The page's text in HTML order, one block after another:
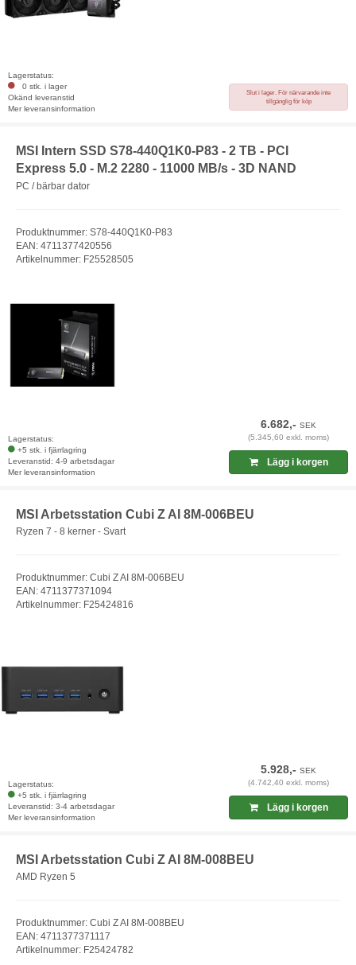
Lagerstatus:
0 stk. i lager
Okänd leveranstid
Mer leveransinformation
Slut i lager. För närvarande inte
tillgänglig för köp
MSI Intern SSD S78-440Q1K0-P83 - 2 TB - PCI
Express 5.0 - M.2 2280 - 11000 MB/s - 3D NAND
PC / bärbar dator
Produktnummer: S78-440Q1K0-P83
EAN: 4711377420556
Artikelnummer: F25528505
Lagerstatus:
+5 stk. i fjärrlagring
Leveranstid: 4-9 arbetsdagar
Mer leveransinformation
6.682,-SEK
(5.345,60 exkl. moms)
Lägg i korgen
MSI Arbetsstation Cubi Z AI 8M-006BEU
Ryzen 7 - 8 kerner - Svart
Produktnummer: Cubi Z AI 8M-006BEU
EAN: 4711377371094
Artikelnummer: F25424816
Lagerstatus:
+5 stk. i fjärrlagring
Leveranstid: 3-4 arbetsdagar
Mer leveransinformation
5.928,-SEK
(4.742,40 exkl. moms)
Lägg i korgen
MSI Arbetsstation Cubi Z AI 8M-008BEU
AMD Ryzen 5
Produktnummer: Cubi Z AI 8M-008BEU
EAN: 4711377371117
Artikelnummer: F25424782